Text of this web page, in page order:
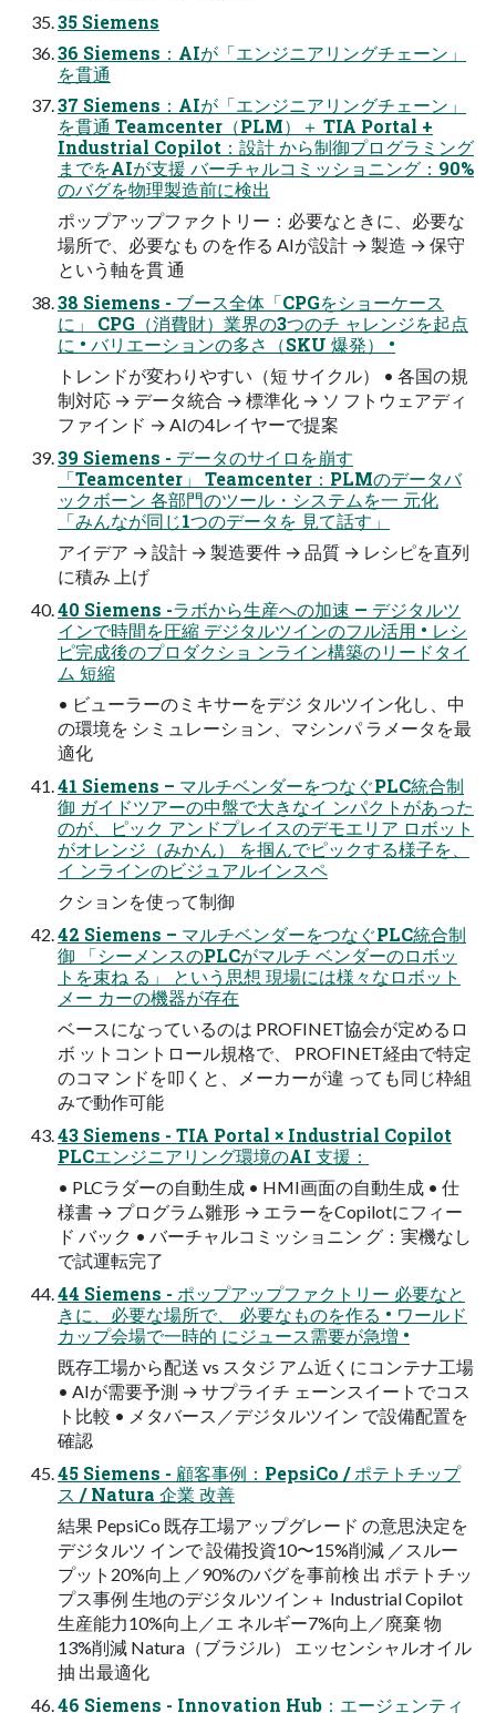
35 Siemens
36 Siemens：AIが「エンジニアリングチェーン」
を貫通
37 Siemens：AIが「エンジニアリングチェーン」
を貫通 Teamcenter（PLM）＋ TIA Portal +
Industrial Copilot：設計 から制御プログラミング
までをAIが支援 バーチャルコミッショニング：90%
のバグを物理製造前に検出
ポップアップファクトリー：必要なときに、必要な
場所で、必要なも のを作る AIが設計 → 製造 → 保守
という軸を貫 通
38 Siemens - ブース全体「CPGをショーケース
に」 CPG（消費財）業界の3つのチ ャレンジを起点
に • バリエーションの多さ（SKU 爆発） •
トレンドが変わりやすい（短 サイクル） • 各国の規
制対応 → データ統合 → 標準化 → ソ フトウェアディ
ファインド → AIの4レイヤーで提案
39 Siemens - データのサイロを崩す
「Teamcenter」 Teamcenter：PLMのデータバ
ックボーン 各部門のツール・システムを一 元化
「みんなが同じ1つのデータを 見て話す」
アイデア → 設計 → 製造要件 → 品質 → レシピを直列
に積み 上げ
40 Siemens -ラボから生産への加速 — デジタルツ
インで時間を圧縮 デジタルツインのフル活用 • レシ
ピ完成後のプロダクショ ンライン構築のリードタイ
ム 短縮
• ビューラーのミキサーをデジ タルツイン化し、中
の環境を シミュレーション、マシンパ ラメータを最
適化
41 Siemens – マルチベンダーをつなぐPLC統合制
御 ガイドツアーの中盤で大きなイ ンパクトがあった
のが、ピック アンドプレイスのデモエリア ロボット
がオレンジ（みかん） を掴んでピックする様子を、
イ ンラインのビジュアルインスペ
クションを使って制御
42 Siemens – マルチベンダーをつなぐPLC統合制
御 「シーメンスのPLCがマルチ ベンダーのロボッ
トを束ね る」 という思想 現場には様々なロボット
メー カーの機器が存在
ベースになっているのは PROFINET協会が定めるロ
ボ ットコントロール規格で、 PROFINET経由で特定
のコマ ンドを叩くと、メーカーが違 っても同じ枠組
みで動作可能
43 Siemens - TIA Portal × Industrial Copilot
PLCエンジニアリング環境のAI 支援：
• PLCラダーの自動生成 • HMI画面の自動生成 • 仕
様書 → プログラム雛形 → エラーをCopilotにフィー
ド バック • バーチャルコミッショニン グ：実機なし
で試運転完了
44 Siemens - ポップアップファクトリー 必要なと
きに、必要な場所で、 必要なものを作る • ワールド
カップ会場で一時的 にジュース需要が急増 •
既存工場から配送 vs スタジ アム近くにコンテナ工場
• AIが需要予測 → サプライチ ェーンスイートでコス
ト比較 • メタバース／デジタルツイン で設備配置を
確認
45 Siemens - 顧客事例：PepsiCo / ポテトチップ
ス / Natura 企業 改善
結果 PepsiCo 既存工場アップグレード の意思決定を
デジタルツ インで 設備投資10〜15%削減 ／スルー
プット20%向上 ／90%のバグを事前検 出 ポテトチッ
プス事例 生地のデジタルツイン＋ Industrial Copilot
生産能力10%向上／エ ネルギー7%向上／廃棄 物
13%削減 Natura（ブラジル） エッセンシャルオイル
抽 出最適化
46 Siemens - Innovation Hub：エージェンティ